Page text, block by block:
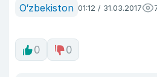
O‘zbekiston 01:12 / 31.03.2017
0 0